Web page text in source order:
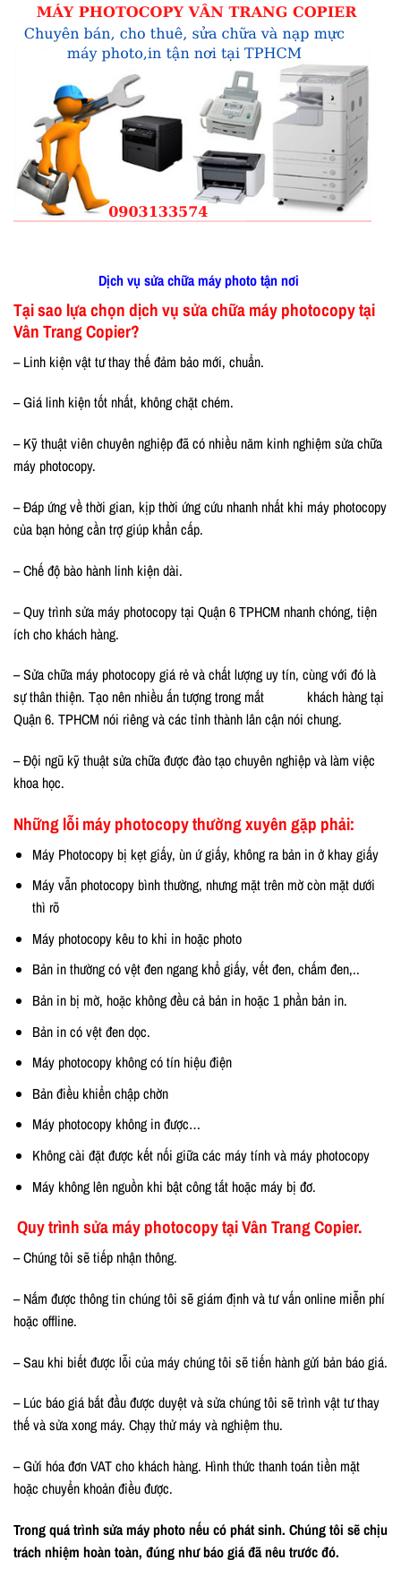
Dịch vụ sửa chữa máy photo tận nơi
Tại sao lựa chọn dịch vụ sửa chữa máy photocopy tại
Vân Trang Copier?
– Linh kiện vật tư thay thế đảm bảo mới, chuẩn.
– Giá linh kiện tốt nhất, không chặt chém.
– Kỹ thuật viên chuyên nghiệp đã có nhiều năm kinh nghiệm sửa chữa
máy photocopy.
– Đáp ứng về thời gian, kịp thời ứng cứu nhanh nhất khi máy photocopy
của bạn hỏng cần trợ giúp khẩn cấp.
– Chế độ bào hành linh kiện dài.
– Quy trình sửa máy photocopy tại Quận 6 TPHCM nhanh chóng, tiện
ích cho khách hàng.
– Sửa chữa máy photocopy giá rẻ và chất lượng uy tín, cùng với đó là
sự thân thiện. Tạo nên nhiều ấn tượng trong mắt khách hàng tại
Quận 6. TPHCM nói riêng và các tỉnh thành lân cận nói chung.
– Đội ngũ kỹ thuật sửa chữa được đào tạo chuyên nghiệp và làm việc
khoa học.
Những lỗi máy photocopy thường xuyên gặp phải:
Máy Photocopy bị kẹt giấy, ùn ứ giấy, không ra bản in ở khay giấy
Máy vẫn photocopy bình thường, nhưng mặt trên mờ còn mặt dưới
thì rõ
Máy photocopy kêu to khi in hoặc photo
Bản in thường có vệt đen ngang khổ giấy, vết đen, chấm đen,..
Bản in bị mờ, hoặc không đều cả bản in hoặc 1 phần bản in.
Bản in có vệt đen dọc.
Máy photocopy không có tín hiệu điện
Bản điều khiển chập chờn
Máy photocopy không in được…
Không cài đặt được kết nối giữa các máy tính và máy photocopy
Máy không lên nguồn khi bật công tắt hoặc máy bị đơ.
Quy trình sửa máy photocopy tại Vân Trang Copier.
– Chúng tôi sẽ tiếp nhận thông.
– Nắm được thông tin chúng tôi sẽ giám định và tư vấn online miễn phí
hoặc offline.
– Sau khi biết được lỗi của máy chúng tôi sẽ tiến hành gửi bản báo giá.
– Lúc báo giá bắt đầu được duyệt và sửa chúng tôi sẽ trình vật tư thay
thế và sửa xong máy. Chạy thử máy và nghiệm thu.
– Gửi hóa đơn VAT cho khách hàng. Hình thức thanh toán tiền mặt
hoặc chuyển khoản điều được.
Trong quá trình sửa máy photo nếu có phát sinh. Chúng tôi sẽ chịu
trách nhiệm hoàn toàn, đúng như báo giá đã nêu trước đó.